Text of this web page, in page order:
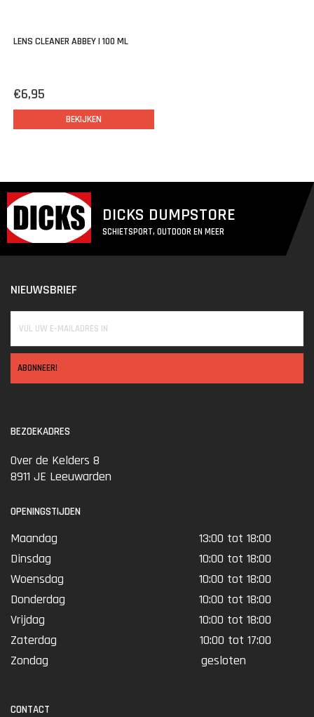
LENS CLEANER ABBEY | 100 ML
€6,95
BEKIJKEN
DICKS DUMPSTORE
SCHIETSPORT, OUTDOOR EN MEER
NIEUWSBRIEF
ABONNEER!
BEZOEKADRES
Over de Kelders 8
8911 JE Leeuwarden
OPENINGSTIJDEN
Maandag
13:00 tot 18:00
Dinsdag
10:00 tot 18:00
Woensdag
10:00 tot 18:00
Donderdag
10:00 tot 18:00
Vrijdag
10:00 tot 18:00
Zaterdag
10:00 tot 17:00
Zondag
gesloten
CONTACT